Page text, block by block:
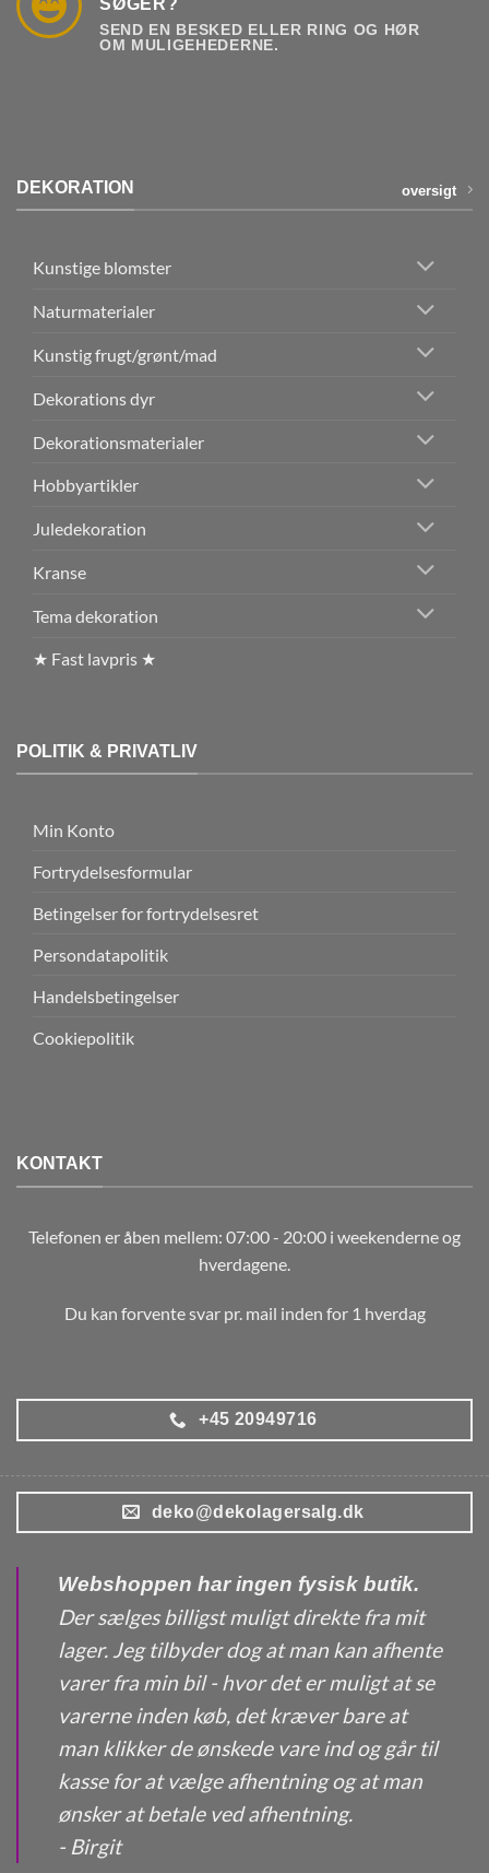
SØGER?
SEND EN BESKED ELLER RING OG HØR
OM MULIGEHEDERNE.
DEKORATION oversigt
Kunstige blomster
Naturmaterialer
Kunstig frugt/grønt/mad
Dekorations dyr
Dekorationsmaterialer
Hobbyartikler
Juledekoration
Kranse
Tema dekoration
★ Fast lavpris ★
POLITIK & PRIVATLIV
Min Konto
Fortrydelsesformular
Betingelser for fortrydelsesret
Persondatapolitik
Handelsbetingelser
Cookiepolitik
KONTAKT
Telefonen er åben mellem: 07:00 - 20:00 i weekenderne og
hverdagene.
Du kan forvente svar pr. mail inden for 1 hverdag
+45 20949716
deko@dekolagersalg.dk
Webshoppen har ingen fysisk butik.
Der sælges billigst muligt direkte fra mit
lager. Jeg tilbyder dog at man kan afhente
varer fra min bil - hvor det er muligt at se
varerne inden køb, det kræver bare at
man klikker de ønskede vare ind og går til
kasse for at vælge afhentning og at man
ønsker at betale ved afhentning.
- Birgit